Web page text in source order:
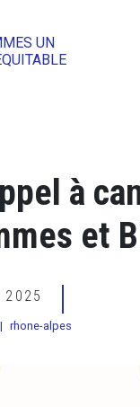
UN
à
et
2025
| rhone-alpes